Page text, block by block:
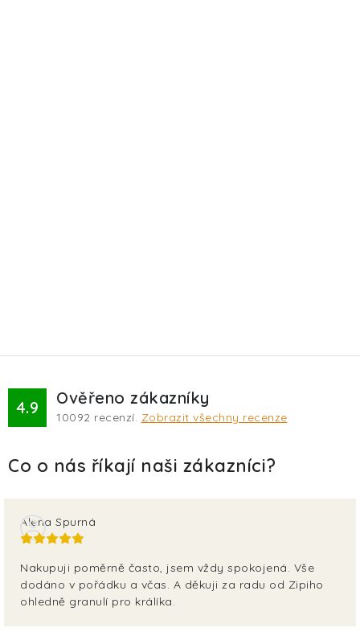
4.9 Ověřeno zákazníky
10092 recenzí. Zobrazit všechny recenze
Alena Spurná
Nakupuji poměrně často, jsem vždy spokojená. Vše
dodáno v pořádku a včas. A děkuji za radu od Zipiho
ohledně granulí pro králíka.